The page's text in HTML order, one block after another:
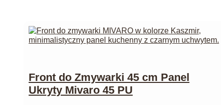
Front do Zmywarki 45 cm Panel
Ukryty Mivaro 45 PU